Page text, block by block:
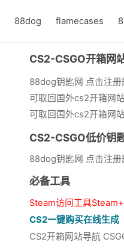
88dog flamecases
CS2-CSGO开箱网
88dog钥匙网 点击注册
可取回国外cs2开箱网
可取回国外cs2开箱网
CS2-CSGO低价钥
88dog钥匙网 点击注册
必备工具
Steam访问工具
CS2一键购买在线生成
CS2开箱网站导航